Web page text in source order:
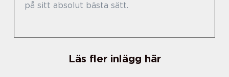
på sitt absolut bästa sätt.
Läs fler inlägg här